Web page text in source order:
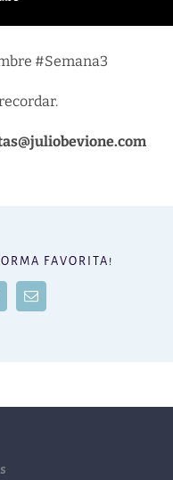
#Semana3
FAVORITA!
Correo